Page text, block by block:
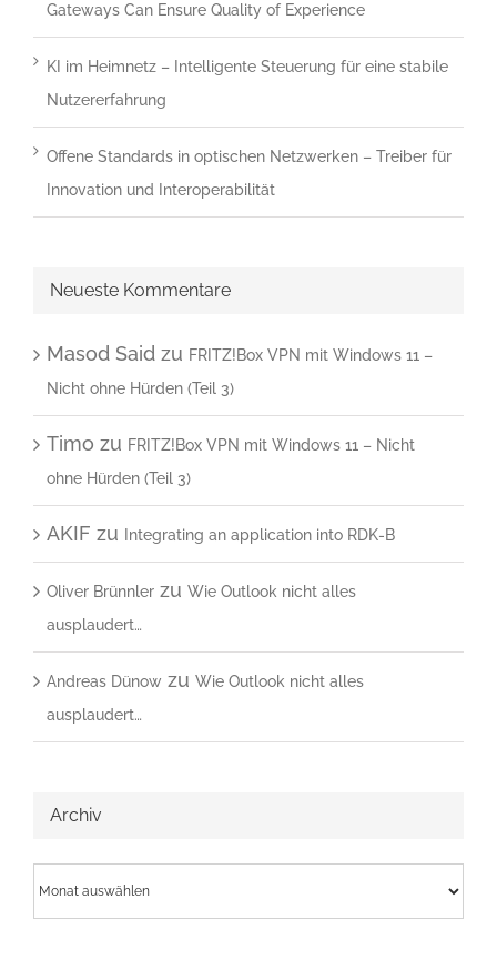
Gateways Can Ensure Quality of Experience
KI im Heimnetz – Intelligente Steuerung für eine stabile
Nutzererfahrung
Offene Standards in optischen Netzwerken – Treiber für
Innovation und Interoperabilität
Neueste Kommentare
Masod Said zu FRITZ!Box VPN mit Windows 11 –
Nicht ohne Hürden (Teil 3)
Timo zu FRITZ!Box VPN mit Windows 11 – Nicht
ohne Hürden (Teil 3)
AKIF zu Integrating an application into RDK-B
Oliver Brünnler zu Wie Outlook nicht alles
ausplaudert…
Andreas Dünow zu Wie Outlook nicht alles
ausplaudert…
Archiv